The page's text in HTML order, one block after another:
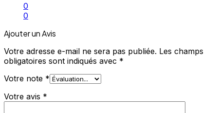
0
0
Ajouter un Avis
Votre adresse e-mail ne sera pas publiée. Les champs
obligatoires sont indiqués avec *
Votre note *
Votre avis *